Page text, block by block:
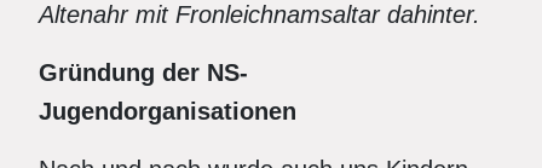
Altenahr mit Fronleichnamsaltar dahinter.
Gründung der NS-
Jugendorganisationen